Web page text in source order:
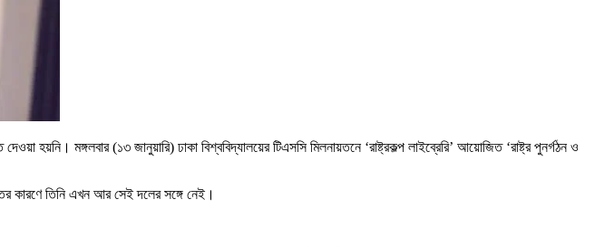
হয়নি। মঙ্গলবার (১৩ জানুয়ারি) ঢাকা বিশ্ববিদ্যালয়ের টিএসসি মিলনায়তনে ‘রাষ্ট্রকল্প লাইব্রেরি’ আয়োজিত ‘রাষ্ট্র পুনর্গঠন ও
কারণে তিনি এখন আর সেই দলের সঙ্গে নেই।